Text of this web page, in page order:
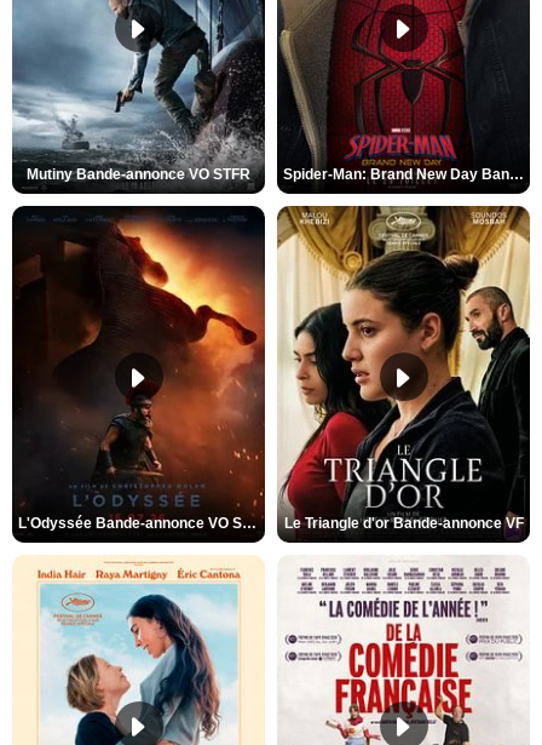
Mutiny Bande-annonce VO STFR Spider-Man: Brand New Day Bande-annonce VO STFR
L'Odyssée Bande-annonce VO STFR Le Triangle d'or Bande-annonce VF